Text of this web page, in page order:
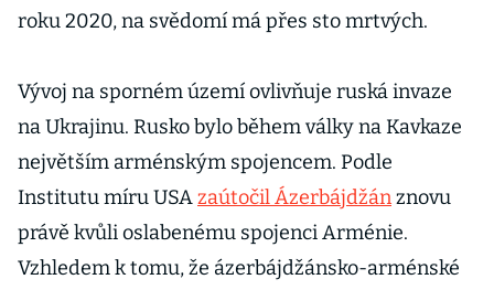
roku 2020, na svědomí má přes sto mrtvých.
Vývoj na sporném území ovlivňuje ruská invaze
na Ukrajinu. Rusko bylo během války na Kavkaze
největším arménským spojencem. Podle
Institutu míru USAzaútočil Ázerbájdžánznovu
právě kvůli oslabenému spojenci Arménie.
Vzhledem k tomu, že ázerbájdžánsko-arménské